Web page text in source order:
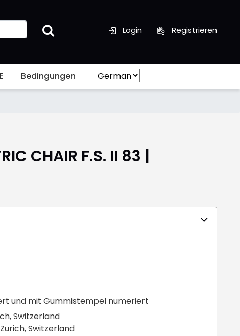
Registrieren
Login
Bedingungen
CHAIR F.S. II 83 |
und mit Gummistempel numeriert
Switzerland
Switzerland